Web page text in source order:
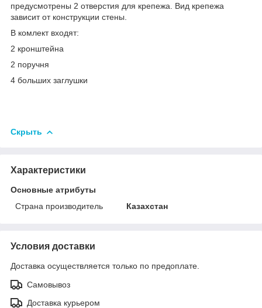
предусмотрены 2 отверстия для крепежа. Вид крепежа
зависит от конструкции стены.
В комлект входят:
2 кронштейна
2 поручня
4 больших заглушки
Скрыть
Характеристики
Основные атрибуты
Страна производитель
Казахстан
Условия доставки
Доставка осуществляется только по предоплате.
Самовывоз
Доставка курьером